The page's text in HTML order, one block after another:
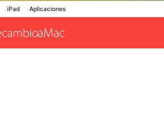
iPad Aplicaciones